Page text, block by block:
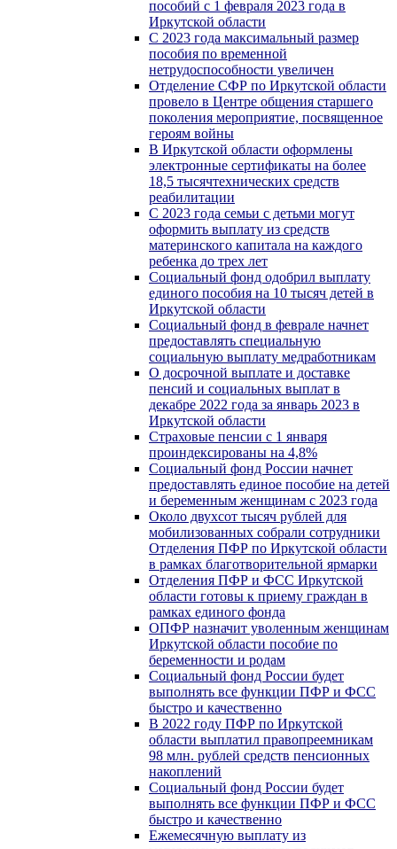
пособий с 1 февраля 2023 года в
Иркутской области
С 2023 года максимальный размер
пособия по временной
нетрудоспособности увеличен
Отделение СФР по Иркутской области
провело в Центре общения старшего
поколения мероприятие, посвященное
героям войны
В Иркутской области оформлены
электронные сертификаты на более
18,5 тысячтехнических средств
реабилитации
С 2023 года семьи с детьми могут
оформить выплату из средств
материнского капитала на каждого
ребенка до трех лет
Социальный фонд одобрил выплату
единого пособия на 10 тысяч детей в
Иркутской области
Социальный фонд в феврале начнет
предоставлять специальную
социальную выплату медработникам
О досрочной выплате и доставке
пенсий и социальных выплат в
декабре 2022 года за январь 2023 в
Иркутской области
Страховые пенсии с 1 января
проиндексированы на 4,8%
Социальный фонд России начнет
предоставлять единое пособие на детей
и беременным женщинам с 2023 года
Около двухсот тысяч рублей для
мобилизованных собрали сотрудники
Отделения ПФР по Иркутской области
в рамках благотворительной ярмарки
Отделения ПФР и ФСС Иркутской
области готовы к приему граждан в
рамках единого фонда
ОПФР назначит уволенным женщинам
Иркутской области пособие по
беременности и родам
Социальный фонд России будет
выполнять все функции ПФР и ФСС
быстро и качественно
В 2022 году ПФР по Иркутской
области выплатил правопреемникам
98 млн. рублей средств пенсионных
накоплений
Социальный фонд России будет
выполнять все функции ПФР и ФСС
быстро и качественно
Ежемесячную выплату из